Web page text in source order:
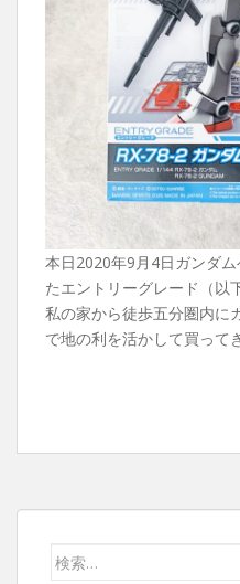
本日2020年9月4日ガンダ
たエントリーグレード（以
私の家から徒歩五分圏内に
で地の利を活かして買って
検